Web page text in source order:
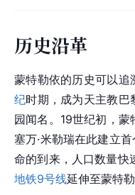
历史沿革
蒙特勒依的历史可以追
纪时期，成为天主教巴
园闻名。19世纪初，
塞万·米勒瑞在此建立
命的到来，人口数量快
地铁9号线延伸至蒙特